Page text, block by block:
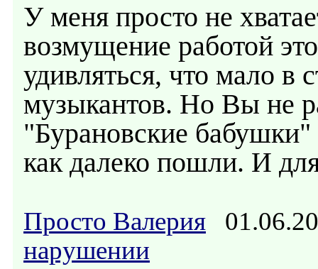
У меня просто не
возмущение работой
удивляться, что мало в
музыкантов. Но Вы не
"Бурановские бабушки"
как далеко пошли. И
Просто Валерия
нарушении